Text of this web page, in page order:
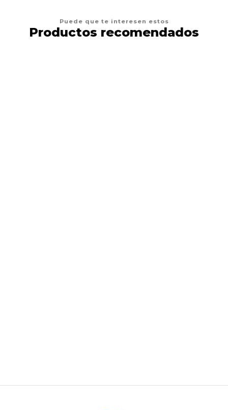
Puede que te interesen estos
Productos recomendados